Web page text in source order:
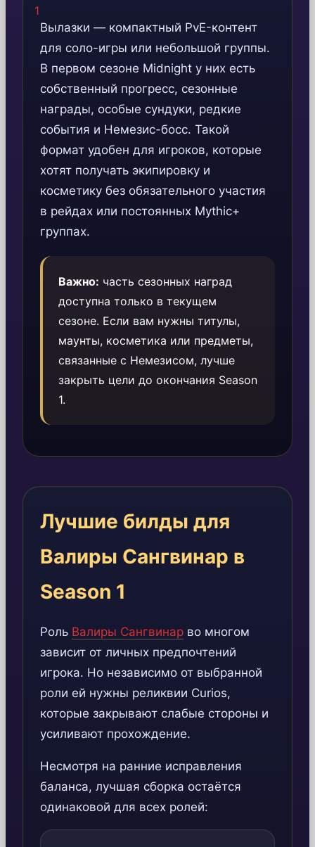
Вылазки — компактный PvE-контент
для соло-игры или небольшой группы.
В первом сезоне Midnight у них есть
собственный прогресс, сезонные
награды, особые сундуки, редкие
события и Немезис-босс. Такой
формат удобен для игроков, которые
хотят получать экипировку и
косметику без обязательного участия
в рейдах или постоянных Mythic+
группах.
Важно: часть сезонных наград
доступна только в текущем
сезоне. Если вам нужны титулы,
маунты, косметика или предметы,
связанные с Немезисом, лучше
закрыть цели до окончания Season
1.
Лучшие билды для
Валиры Сангвинар в
Season 1
Роль Валиры Сангвинар во многом
зависит от личных предпочтений
игрока. Но независимо от выбранной
роли ей нужны реликвии Curios,
которые закрывают слабые стороны и
усиливают прохождение.
Несмотря на ранние исправления
баланса, лучшая сборка остаётся
одинаковой для всех ролей: